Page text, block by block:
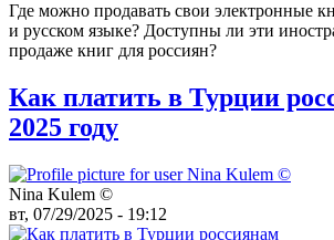
Где можно продавать свои электронные
и русском языке? Доступны ли эти
продаже книг для россиян?
Как платить в Турции
2025 году
Nina Kulem ©️
вт, 07/29/2025 - 19:12